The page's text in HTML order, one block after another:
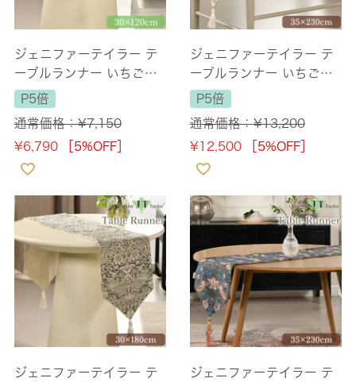
ジェニファーテイラー テ
ーブルランナー いちご泥
棒グレー(Strawberry Thi
ef-GR) 長さ120cm 【送
料無料】
P5倍
通常価格：¥7,150
¥6,790 ［5%OFF］
ジェニファーテイラー テ
ーブルランナー いちご泥
棒グレー(Strawberry Thi
ef-GR) 長さ230cm 【送
料無料】
P5倍
通常価格：¥13,200
¥12,500 ［5%OFF］
ジェニファーテイラー テ
ジェニファーテイラー テ